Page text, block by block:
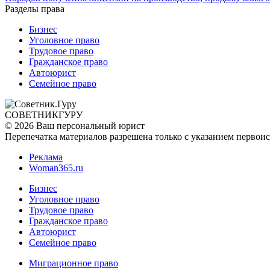
Разделы права
Бизнес
Уголовное право
Трудовое право
Гражданское право
Автоюрист
Семейное право
СОВЕТНИКГУРУ
© 2026 Ваш персональный юрист
Перепечатка материалов разрешена только с указанием
Реклама
Woman365.ru
Бизнес
Уголовное право
Трудовое право
Гражданское право
Автоюрист
Семейное право
Миграционное право